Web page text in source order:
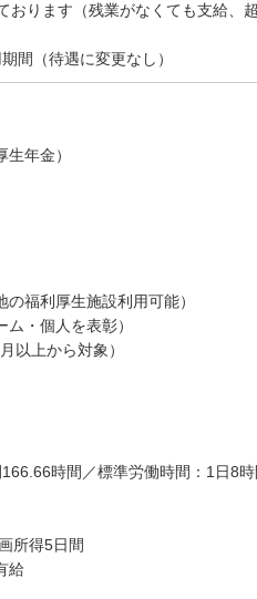
ります（残業がなくても支給、
間（待遇に変更なし）
年金）
福利厚生施設利用可能）
・個人を表彰）
以上から対象）
時間／標準労働時間：1日8
所得5日間
給